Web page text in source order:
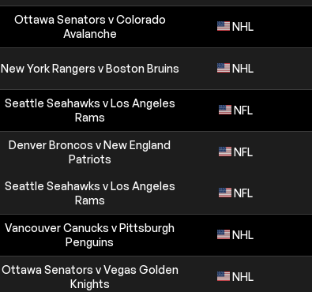
Ottawa Senators v Colorado
Avalanche
NHL
New York Rangers v Boston Bruins NHL
Seattle Seahawks v Los Angeles
Rams
NFL
Denver Broncos v New England
Patriots
NFL
Seattle Seahawks v Los Angeles
Rams
NFL
Vancouver Canucks v Pittsburgh
Penguins
NHL
Ottawa Senators v Vegas Golden
Knights
NHL